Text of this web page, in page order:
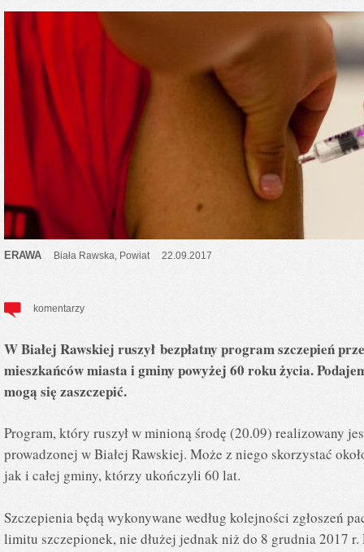
ERAWA Biała Rawska, Powiat 22.09.2017
komentarzy
W Białej Rawskiej ruszył bezpłatny program szczepień
mieszkańców miasta i gminy powyżej 60 roku życia.
mogą się zaszczepić.
Program, który ruszył w minioną środę (20.09) realizowany
prowadzonej w Białej Rawskiej. Może z niego skorzystać
jak i całej gminy, którzy ukończyli 60 lat.
Szczepienia będą wykonywane według kolejności zgłoszeń
limitu szczepionek, nie dłużej jednak niż do 8 grudnia 2017